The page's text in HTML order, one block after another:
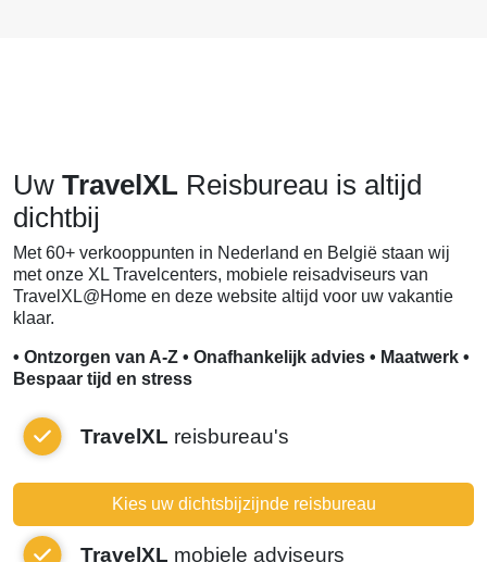
Uw TravelXL Reisbureau is altijd
dichtbij
Met 60+ verkooppunten in Nederland en België staan wij
met onze XL Travelcenters, mobiele reisadviseurs van
TravelXL@Home en deze website altijd voor uw vakantie
klaar.
• Ontzorgen van A-Z • Onafhankelijk advies • Maatwerk •
Bespaar tijd en stress
TravelXL reisbureau's
Kies uw dichtsbijzijnde reisbureau
TravelXL mobiele adviseurs